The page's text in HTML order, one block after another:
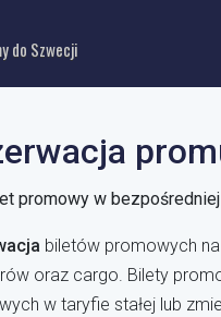
do Szwecji
promowy w
biletów promowych
oraz cargo. Bilety
w taryfie stałej lub